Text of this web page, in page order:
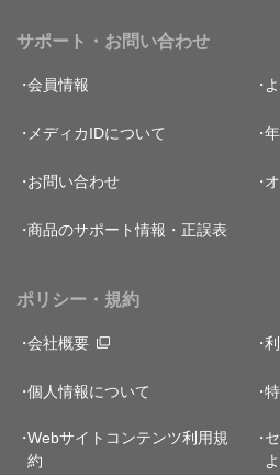
サポート・お問い合わせ
会員情報
メディカIDについて
お問い合わせ
商品のサポート情報・正誤表
ポリシー・規約
会社概要
個人情報について
Webサイトコンテンツ利用規
約